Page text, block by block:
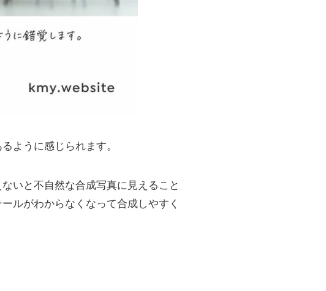
ように感じられます。
いと不自然な合成写真に見えること
ルがわからなくなって合成しやすく